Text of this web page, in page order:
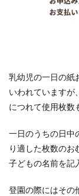
乳幼児の一日の紙
いわれていますが
につれて使用枚数
一日のうちの日中
り適した枚数の
子どもの名前を記
登園の際にはその